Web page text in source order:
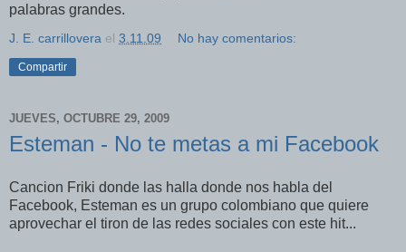
palabras grandes.
J. E. carrillovera el 3.11.09 No hay comentarios:
Compartir
JUEVES, OCTUBRE 29, 2009
Esteman - No te metas a mi Facebook
Cancion Friki donde las halla donde nos habla del
Facebook, Esteman es un grupo colombiano que quiere
aprovechar el tiron de las redes sociales con este hit...